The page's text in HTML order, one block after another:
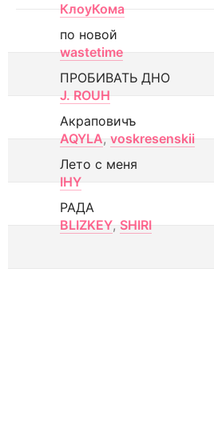
КлоуКома
по новой
wastetime
ПРОБИВАТЬ ДНО
J. ROUH
Акраповичъ
AQYLA, voskresenskii
Лето с меня
IHY
РАДА
BLIZKEY, SHIRI